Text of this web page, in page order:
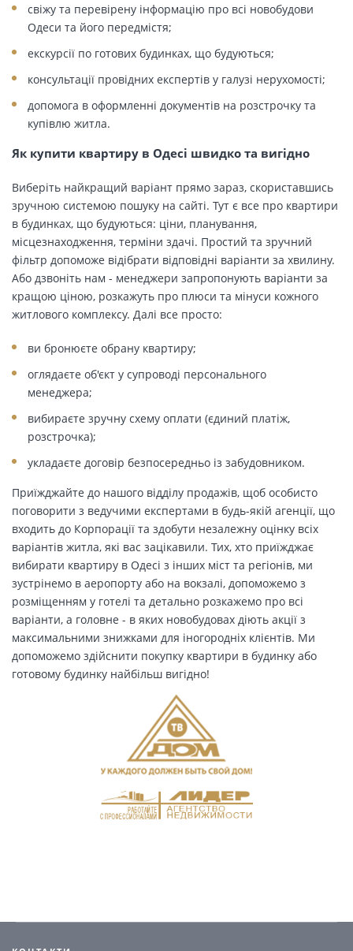
свіжу та перевірену інформацію про всі новобудови
Одеси та його передмістя;
екскурсії по готових будинках, що будуються;
консультації провідних експертів у галузі нерухомості;
допомога в оформленні документів на розстрочку та
купівлю житла.
Як купити квартиру в Одесі швидко та вигідно
Виберіть найкращий варіант прямо зараз, скориставшись
зручною системою пошуку на сайті. Тут є все про квартири
в будинках, що будуються: ціни, планування,
місцезнаходження, терміни здачі. Простий та зручний
фільтр допоможе відібрати відповідні варіанти за хвилину.
Або дзвоніть нам - менеджери запропонують варіанти за
кращою ціною, розкажуть про плюси та мінуси кожного
житлового комплексу. Далі все просто:
ви бронюєте обрану квартиру;
оглядаєте об'єкт у супроводі персонального
менеджера;
вибираєте зручну схему оплати (єдиний платіж,
розстрочка);
укладаєте договір безпосередньо із забудовником.
Приїжджайте до нашого відділу продажів, щоб особисто
поговорити з ведучими експертами в будь-якій агенції, що
входить до Корпорації та здобути незалежну оцінку всіх
варіантів житла, які вас зацікавили. Тих, хто приїжджає
вибирати квартиру в Одесі з інших міст та регіонів, ми
зустрінемо в аеропорту або на вокзалі, допоможемо з
розміщенням у готелі та детально розкажемо про всі
варіанти, а головне - в яких новобудовах діють акції з
максимальними знижками для іногородніх клієнтів. Ми
допоможемо здійснити покупку квартири в будинку або
готовому будинку найбільш вигідно!